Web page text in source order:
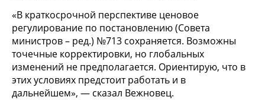
«В краткосрочной перспективе ценовое
регулирование по постановлению (Совета
министров – ред.) №713 сохраняется. Возможны
точечные корректировки, но глобальных
изменений не предполагается. Ориентирую, что в
этих условиях предстоит работать и в
дальнейшем», — сказал Вежновец.